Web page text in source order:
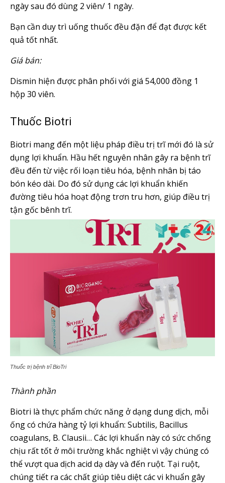
ngày sau đó dùng 2 viên/ 1 ngày.
Bạn cần duy trì uống thuốc đều đặn để đạt được kết
quả tốt nhất.
Giá bán:
Dismin hiện được phân phối với giá 54,000 đồng 1
hộp 30 viên.
Thuốc Biotri
Biotri mang đến một liệu pháp điều trị trĩ mới đó là sử
dụng lợi khuẩn. Hầu hết nguyên nhân gây ra bệnh trĩ
đều đến từ việc rối loạn tiêu hóa, bệnh nhân bị táo
bón kéo dài. Do đó sử dụng các lợi khuẩn khiến
đường tiêu hóa hoạt động trơn tru hơn, giúp điều trị
tận gốc bênh trĩ.
Thuốc trị bệnh trĩ BioTri
Thành phần
Biotri là thực phẩm chức năng ở dạng dung dịch, mỗi
ống có chứa hàng tỷ lợi khuẩn: Subtilis, Bacillus
coagulans, B. Clausii… Các lợi khuẩn này có sức chống
chịu rất tốt ở môi trường khắc nghiệt vì vậy chúng có
thể vượt qua dịch acid dạ dày và đến ruột. Tại ruột,
chúng tiết ra các chất giúp tiêu diệt các vi khuẩn gây